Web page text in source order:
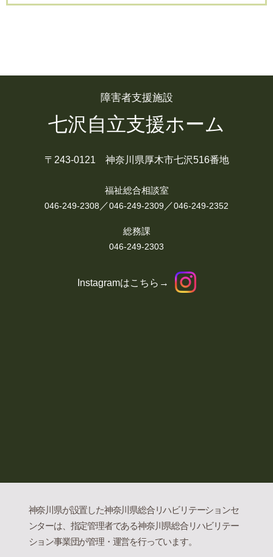
障害者支援施設
七沢自立支援ホーム
〒243-0121 神奈川県厚木市七沢516番地
福祉総合相談室
046-249-2308 ／046-249-2309 ／046-249-2352
総務課
046-249-2303
Instagramはこちら→
神奈川県が設置した神奈川県総合リハビリテーションセ
ンターは、指定管理者である神奈川県総合リハビリテー
ション事業団が管理・運営を行っています。